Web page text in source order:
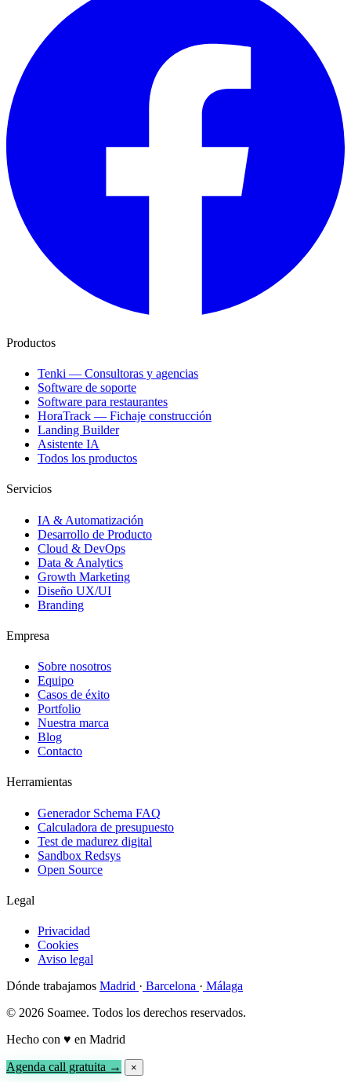
Productos
Tenki — Consultoras y agencias
Software de soporte
Software para restaurantes
HoraTrack — Fichaje construcción
Landing Builder
Asistente IA
Todos los productos
Servicios
IA & Automatización
Desarrollo de Producto
Cloud & DevOps
Data & Analytics
Growth Marketing
Diseño UX/UI
Branding
Empresa
Sobre nosotros
Equipo
Casos de éxito
Portfolio
Nuestra marca
Blog
Contacto
Herramientas
Generador Schema FAQ
Calculadora de presupuesto
Test de madurez digital
Sandbox Redsys
Open Source
Legal
Privacidad
Cookies
Aviso legal
Dónde trabajamos Madrid · Barcelona · Málaga
© 2026 Soamee. Todos los derechos reservados.
Hecho con ♥ en Madrid
Agenda call gratuita → ×